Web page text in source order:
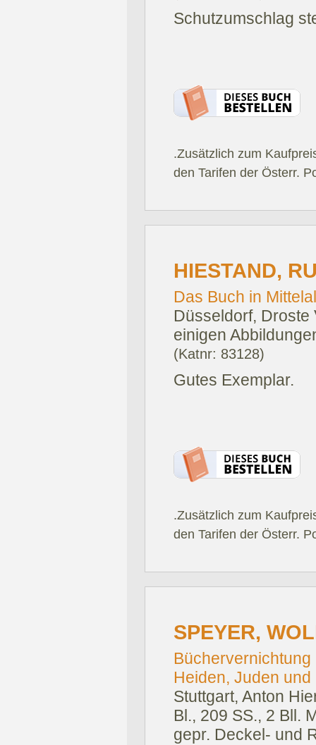
Schutzumschlag
.Zusätzlich zum
den Tarifen der Österr.
HIESTAND,
Das Buch in
Düsseldorf, Droste
einigen
(Katnr: 83128)
Gutes Exemplar.
.Zusätzlich zum
den Tarifen der Österr.
SPEYER,
Heiden, Juden und
Stuttgart, Anton
Bl., 209 SS., 2 Bll.
gepr. Deckel- und